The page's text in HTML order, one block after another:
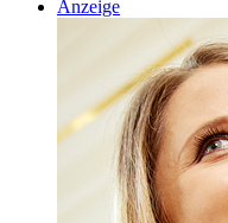
Anzeige